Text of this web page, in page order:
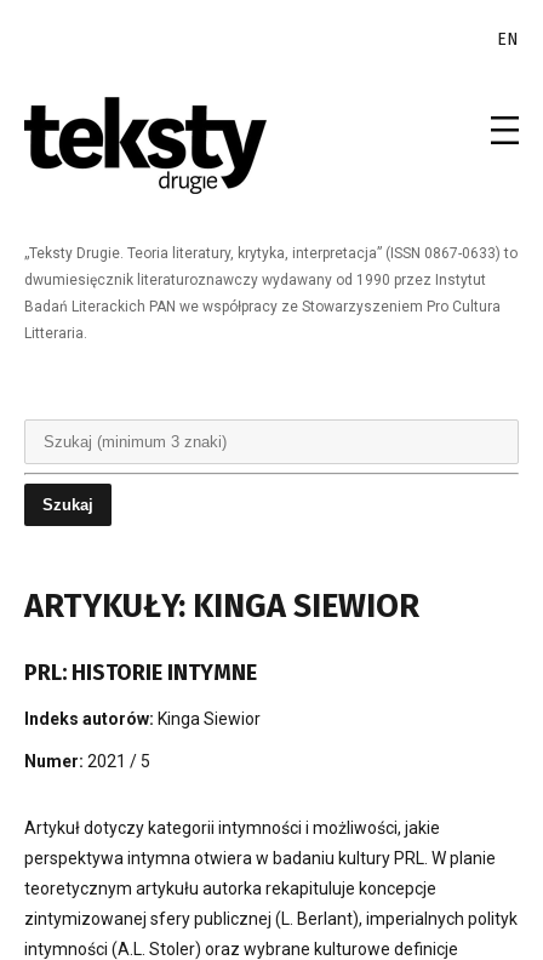
EN
„Teksty Drugie. Teoria literatury, krytyka, interpretacja” (ISSN 0867-0633) to
dwumiesięcznik literaturoznawczy wydawany od 1990 przez Instytut
Badań Literackich PAN we współpracy ze Stowarzyszeniem Pro Cultura
Litteraria.
ARTYKUŁY: KINGA SIEWIOR
PRL: HISTORIE INTYMNE
Indeks autorów: Kinga Siewior
Numer: 2021 / 5
Artykuł dotyczy kategorii intymności i możliwości, jakie
perspektywa intymna otwiera w badaniu kultury PRL. W planie
teoretycznym artykułu autorka rekapituluje koncepcje
zintymizowanej sfery publicznej (L. Berlant), imperialnych polityk
intymności (A.L. Stoler) oraz wybrane kulturowe definicje